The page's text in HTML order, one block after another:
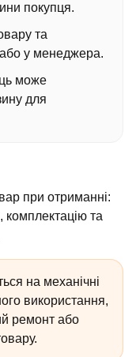
покупця.
та
або у менеджера.
може
для
при отриманні:
комплектацію та
на механічні
використання,
ремонт або